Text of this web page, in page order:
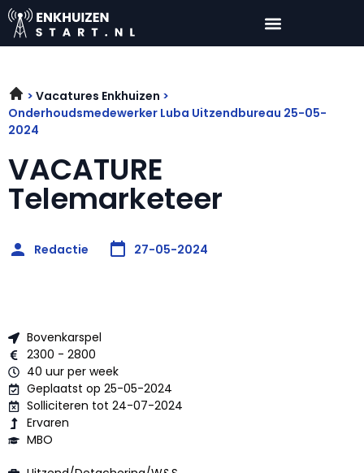
Vacatures Enkhuizen
Onderhoudsmedewerker Luba Uitzendbureau 25-05-
2024
VACATURE
Telemarketeer
Redactie 27-05-2024
Bovenkarspel
2300 - 2800
40 uur per week
Geplaatst op 25-05-2024
Solliciteren tot 24-07-2024
Ervaren
MBO